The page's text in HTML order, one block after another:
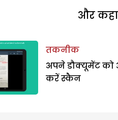
और
तकनीक
अपने डौक्यूमेंट को
करें स्कैन